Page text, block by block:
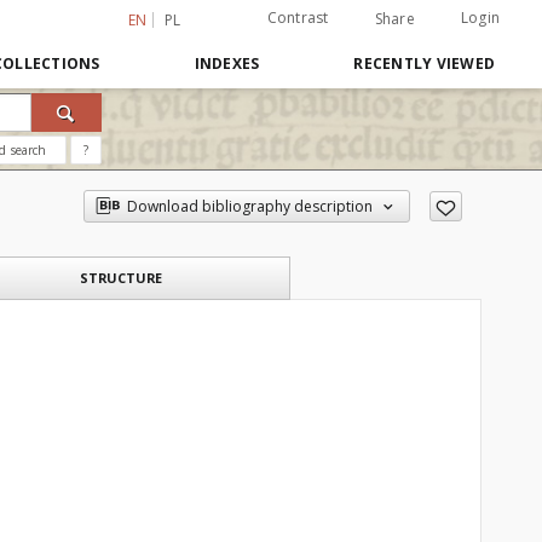
EN PL Contrast Share Login
INDEXES RECENTLY VIEWED
search ?
Download bibliography description
STRUCTURE